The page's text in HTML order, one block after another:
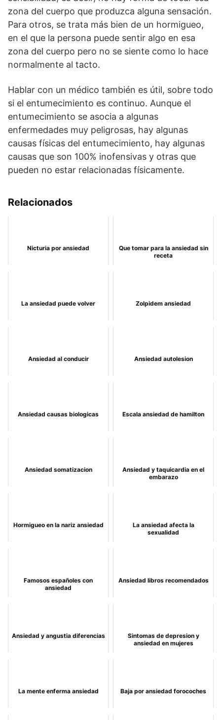
zona del cuerpo que produzca alguna sensación.
Para otros, se trata más bien de un hormigueo,
en el que la persona puede sentir algo en esa
zona del cuerpo pero no se siente como lo hace
normalmente al tacto.
Hablar con un médico también es útil, sobre todo
si el entumecimiento es continuo. Aunque el
entumecimiento se asocia a algunas
enfermedades muy peligrosas, hay algunas
causas físicas del entumecimiento, hay algunas
causas que son 100% inofensivas y otras que
pueden no estar relacionadas físicamente.
Relacionados
Nicturia por ansiedad
Que tomar para la ansiedad sin
receta
La ansiedad puede volver Zolpidem ansiedad
Ansiedad al conducir Ansiedad autolesion
Ansiedad causas biologicas Escala ansiedad de hamilton
Ansiedad somatizacion
Ansiedad y taquicardia en el
embarazo
Hormigueo en la nariz ansiedad
La ansiedad afecta la
sexualidad
Famosos españoles con
ansiedad
Ansiedad libros recomendados
Ansiedad y angustia diferencias
Sintomas de depresion y
ansiedad en mujeres
La mente enferma ansiedad Baja por ansiedad forocoches